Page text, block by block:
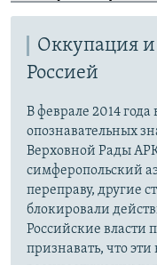
Viber
установить VPN
Оккупация
Россией
В феврале 2014
опознавательных
Верховной Рады
симферопольский
переправу, другие
блокировали
Российские власти
признавать, что